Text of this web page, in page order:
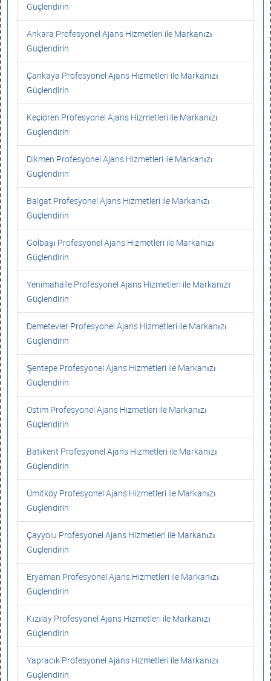
Güçlendirin
Ankara Profesyonel Ajans Hizmetleri ile Markanızı
Güçlendirin
Çankaya Profesyonel Ajans Hizmetleri ile Markanızı
Güçlendirin
Keçiören Profesyonel Ajans Hizmetleri ile Markanızı
Güçlendirin
Dikmen Profesyonel Ajans Hizmetleri ile Markanızı
Güçlendirin
Balgat Profesyonel Ajans Hizmetleri ile Markanızı
Güçlendirin
Gölbaşı Profesyonel Ajans Hizmetleri ile Markanızı
Güçlendirin
Yenimahalle Profesyonel Ajans Hizmetleri ile Markanızı
Güçlendirin
Demetevler Profesyonel Ajans Hizmetleri ile Markanızı
Güçlendirin
Şentepe Profesyonel Ajans Hizmetleri ile Markanızı
Güçlendirin
Ostim Profesyonel Ajans Hizmetleri ile Markanızı
Güçlendirin
Batıkent Profesyonel Ajans Hizmetleri ile Markanızı
Güçlendirin
Ümitköy Profesyonel Ajans Hizmetleri ile Markanızı
Güçlendirin
Çayyolu Profesyonel Ajans Hizmetleri ile Markanızı
Güçlendirin
Eryaman Profesyonel Ajans Hizmetleri ile Markanızı
Güçlendirin
Kızılay Profesyonel Ajans Hizmetleri ile Markanızı
Güçlendirin
Yapracık Profesyonel Ajans Hizmetleri ile Markanızı
Güçlendirin